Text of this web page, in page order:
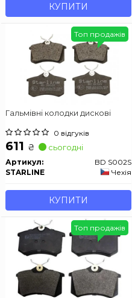
КУПИТИ
Гальмівні колодки дискові
0 відгуків
611 ₴ сьогодні
Артикул:
BD S002S
STARLINE
Чехія
КУПИТИ
Топ продажів
Топ продажів